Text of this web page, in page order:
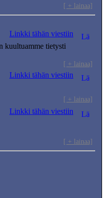
[ + lainaa]
Linkki tähän viestiin
kuultuamme tietysti
[ + lainaa]
Linkki tähän viestiin
[ + lainaa]
Linkki tähän viestiin
[ + lainaa]